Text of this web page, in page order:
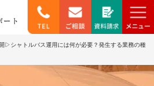
▷シャトルバス運用には何が必要？発生する業務の種